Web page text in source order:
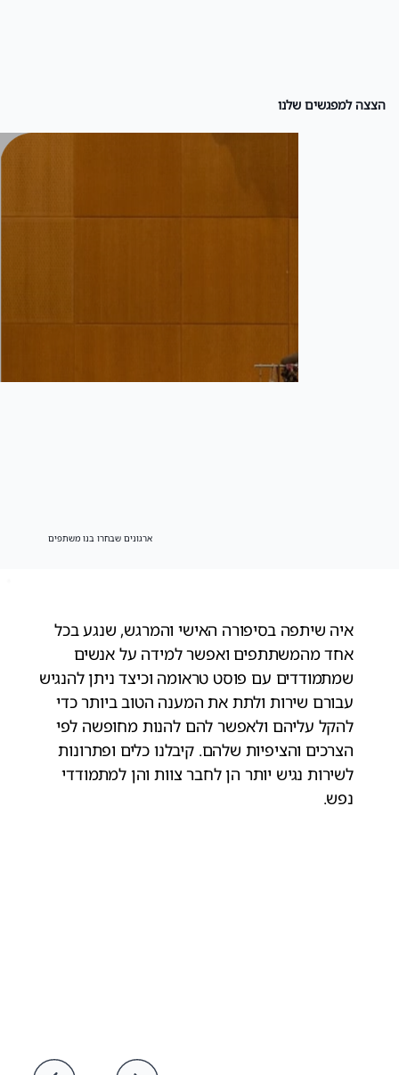
איה שיתפה בסיפורה האישי והמרגש, שנגע בכל
אחד מהמשתתפים ואפשר למידה על אנשים
שמתמודדים עם פוסט טראומה וכיצד ניתן להנגיש
עבורם שירות ולתת את המענה הטוב ביותר כדי
להקל עליהם ולאפשר להם להנות מחופשה לפי
הצרכים והציפיות שלהם. קיבלנו כלים ופתרונות
לשירות נגיש יותר הן לחבר צוות והן למתמודדי
נפש.
ארגונים שבחרו בנו משתפים
הצצה למפגשים שלנו